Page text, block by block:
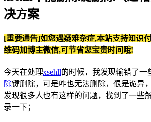
决方案
[重要通告]如您遇疑难杂症,本站支持知识
维码加博主微信,可节省您宝贵时间哦!
今天在处理xsehll的时候，我发现输错了一
除键删除，可是咋也无法删除，很是诡异
发现很多人也有这样的问题，找到了一些
录一下；